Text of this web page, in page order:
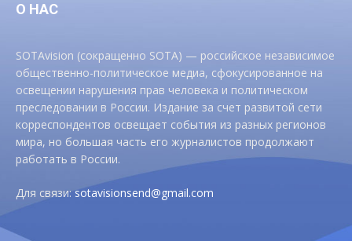
О НАС
SOTAvision (сокращенно SOTA) — российское независимое
общественно-политическое медиа, сфокусированное на
освещении нарушения прав человека и политическом
преследовании в России. Издание за счет развитой сети
корреспондентов освещает события из разных регионов
мира, но большая часть его журналистов продолжают
работать в России.
Для связи:sotavisionsend@gmail.com